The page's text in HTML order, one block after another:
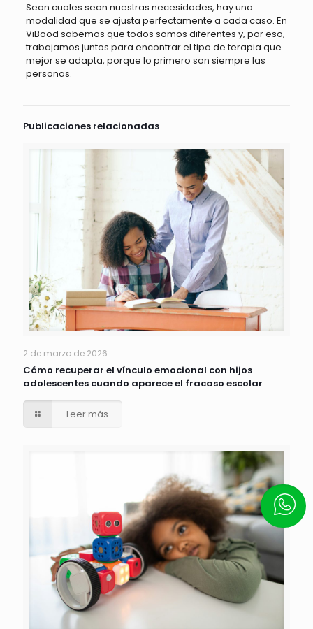
Sean cuales sean nuestras necesidades, hay una
modalidad que se ajusta perfectamente a cada caso. En
ViBood sabemos que todos somos diferentes y, por eso,
trabajamos juntos para encontrar el tipo de terapia que
mejor se adapta, porque lo primero son siempre las
personas.
Publicaciones relacionadas
2 de marzo de 2026
Cómo recuperar el vínculo emocional con hijos
adolescentes cuando aparece el fracaso escolar
Leer más